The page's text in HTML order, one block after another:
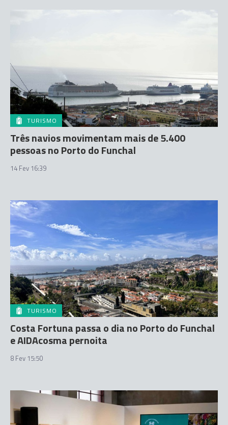
TURISMO
Três navios movimentam mais de 5.400
pessoas no Porto do Funchal
14 Fev 16:39
TURISMO
Costa Fortuna passa o dia no Porto do Funchal
e AIDAcosma pernoita
8 Fev 15:50